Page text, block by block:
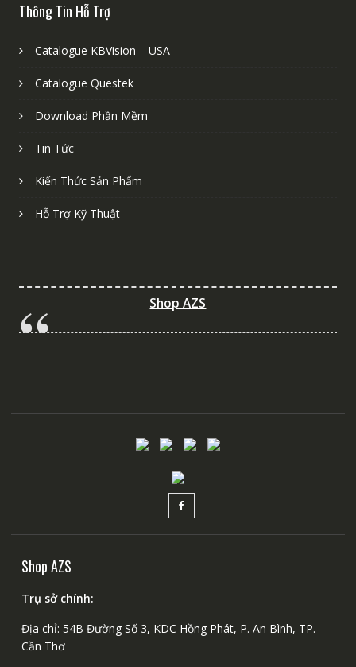
Thông Tin Hỗ Trợ
Catalogue KBVision – USA
Catalogue Questek
Download Phần Mềm
Tin Tức
Kiến Thức Sản Phẩm
Hỗ Trợ Kỹ Thuật
Shop AZS
Shop AZS
Trụ sở chính:
Địa chỉ: 54B Đường Số 3, KDC Hồng Phát, P. An Bình, TP.
Cần Thơ